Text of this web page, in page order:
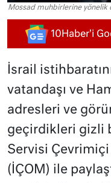
Mossad muhbirlerine yönelik
10Haber'i
İsrail
vatandaşı ve
adresleri ve
geçirdikleri gizli
Servisi
(İÇOM) ile